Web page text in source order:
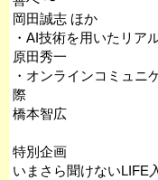
岡田誠志 ほか
・AI技術を用いたリア
原田秀一
・オンラインコミュニ
際
橋本智広
特別企画
いまさら聞けないLIFE